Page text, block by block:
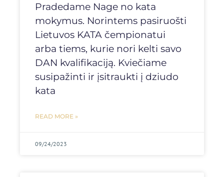
Pradedame Nage no kata
mokymus. Norintems pasiruošti
Lietuvos KATA čempionatui
arba tiems, kurie nori kelti savo
DAN kvalifikaciją. Kviečiame
susipažinti ir įsitraukti į dziudo
kata
READ MORE »
09/24/2023